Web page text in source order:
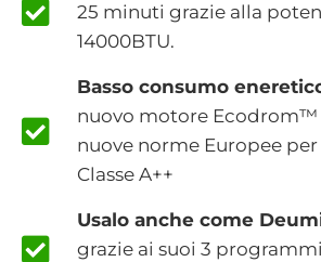
25 minuti grazie alla
14000BTU.
Basso consumo
nuovo motore
nuove norme Europee
Classe A++
Usalo anche come
grazie ai suoi 3